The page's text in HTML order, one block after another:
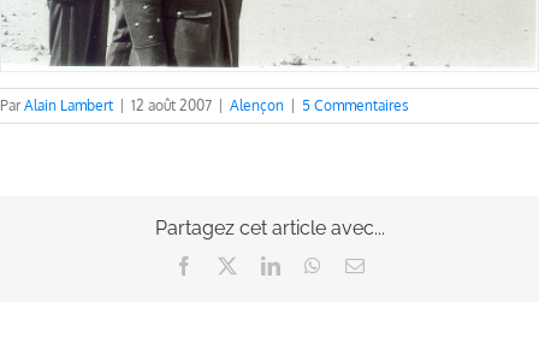
ParAlain Lambert 12 août 2007 Alençon 5 Commentaires
Partagez cet article avec...
Facebook LinkedInWhatsApp
Email